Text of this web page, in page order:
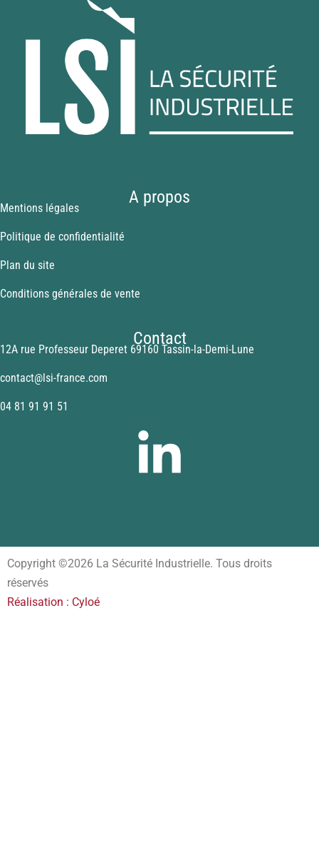
A propos
Mentions légales
Politique de confidentialité
Plan du site
Conditions générales de vente
Contact
12A rue Professeur Deperet 69160 Tassin-la-Demi-Lune
contact@lsi-france.com
04 81 91 91 51
Copyright ©2026 La Sécurité Industrielle. Tous droits
réservés
Réalisation : Cyloé